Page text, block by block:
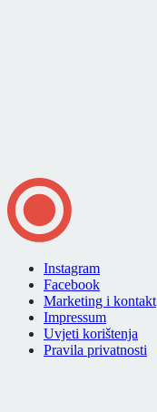
Instagram
Facebook
Marketing i kontakt
Impressum
Uvjeti korištenja
Pravila privatnosti